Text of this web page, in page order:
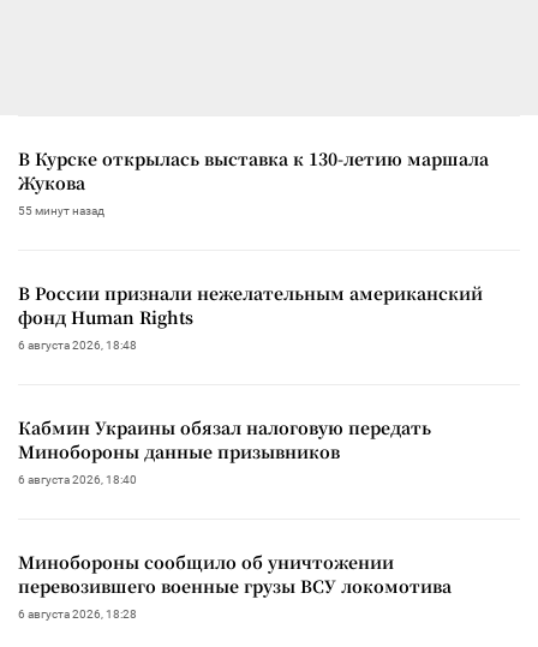
В Курске открылась выставка к 130-летию маршала
Жукова
55 минут назад
В России признали нежелательным американский
фонд Human Rights
6 августа 2026, 18:48
Кабмин Украины обязал налоговую передать
Минобороны данные призывников
6 августа 2026, 18:40
Минобороны сообщило об уничтожении
перевозившего военные грузы ВСУ локомотива
6 августа 2026, 18:28